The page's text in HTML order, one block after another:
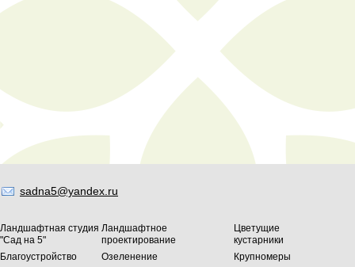
sadna5@yandex.ru
Ландшафтная студия
"Сад на 5"
Ландшафтное
проектирование
Благоустройство
Озеленение
Цветущие
кустарники
Крупномеры